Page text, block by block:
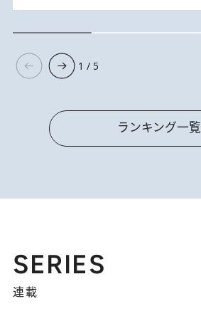
1 / 5
ランキング一覧
SERIES
連載